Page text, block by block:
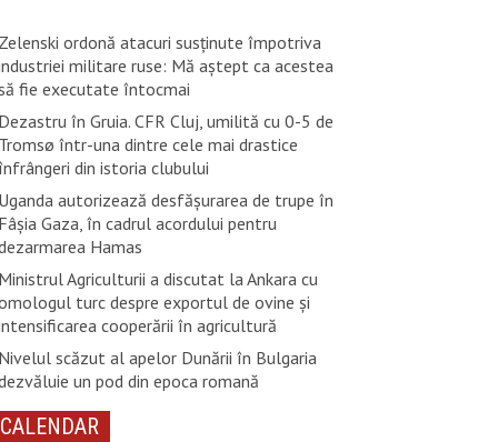
ordonă atacuri susţinute împotriva
militare ruse: Mă aştept ca acestea
fie executate întocmai
în Gruia. CFR Cluj, umilită cu 0-5 de
într-una dintre cele mai drastice
din istoria clubului
autorizează desfăşurarea de trupe în
Gaza, în cadrul acordului pentru
Hamas
Agriculturii a discutat la Ankara cu
turc despre exportul de ovine și
cooperării în agricultură
scăzut al apelor Dunării în Bulgaria
un pod din epoca romană
CALENDAR